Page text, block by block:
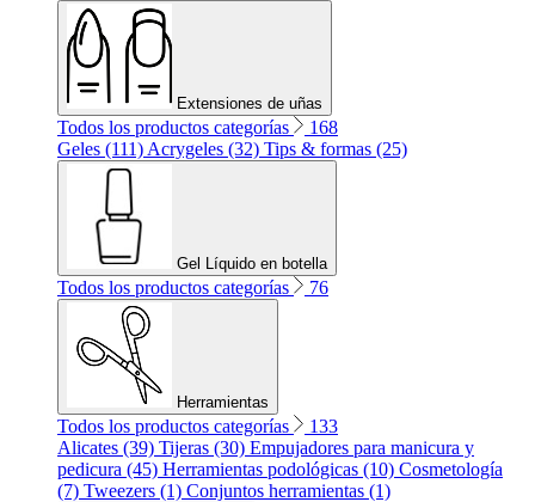
Extensiones de uñas
Todos los productos categorías
168
Geles (111) Acrygeles (32) Tips & formas (25)
Gel Líquido en botella
Todos los productos categorías 76
Herramientas
Todos los productos categorías
133
Alicates (39) Tijeras (30) Empujadores para manicura y
pedicura (45) Herramientas podológicas (10) Cosmetología
(7) Tweezers (1) Conjuntos herramientas (1)